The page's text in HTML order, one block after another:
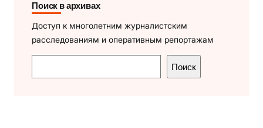
Поиск в архивах
Доступ к многолетним журналистским
расследованиям и оперативным репортажам
о
Поиск